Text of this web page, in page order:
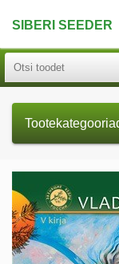
SIBERI SEEDER